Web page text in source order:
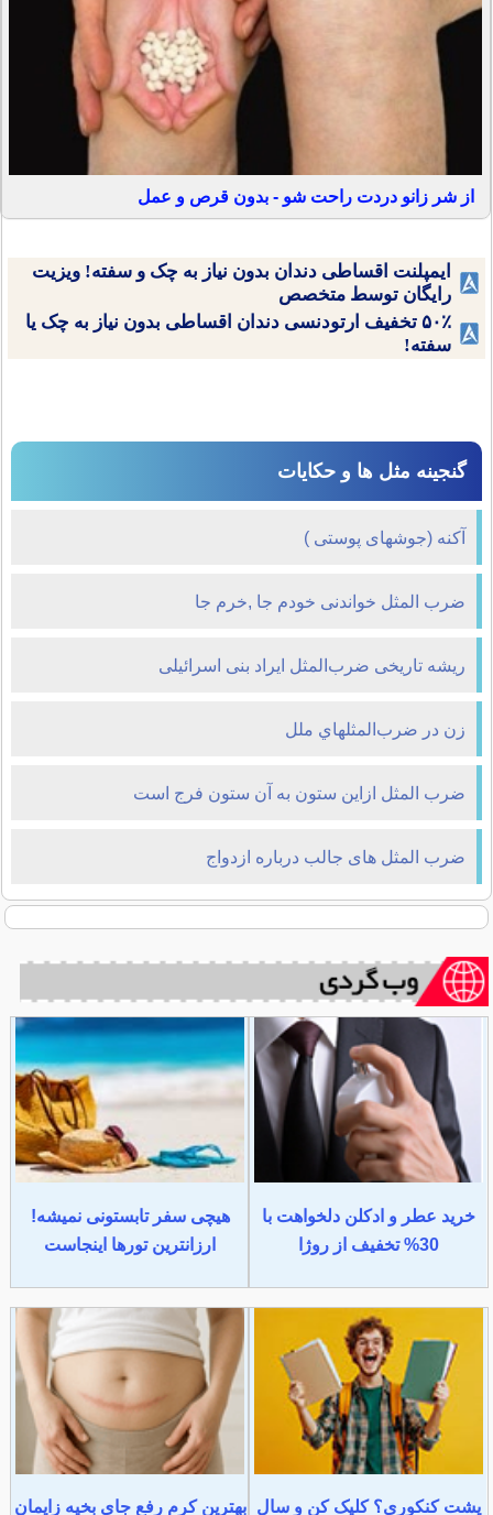
از شر زانو دردت راحت شو - بدون قرص و عمل
ایمپلنت اقساطی دندان بدون نیاز به چک و سفته! ویزیت
رایگان توسط متخصص
۵۰٪ تخفیف ارتودنسی دندان اقساطی بدون نیاز به چک یا
سفته!
گنجینه مثل ها و حکایات
آکنه (جوشهای پوستی )
ضرب المثل خواندنی خودم جا ,خرم جا
ریشه تاریخی ضرب‌المثل ایراد بنی اسرائیلی
زن در ضرب‌المثلهاي ملل
ضرب المثل ازاین ستون به آن ستون فرج است
ضرب المثل های جالب درباره ازدواج
خرید عطر و ادکلن دلخواهت با
30% تخفیف از روژا
هیچی سفر تابستونی نمیشه!
ارزانترین تورها اینجاست
پشت کنکوری؟ کلیک کن و سال
بهترین کرم رفع جای بخیه زایمان